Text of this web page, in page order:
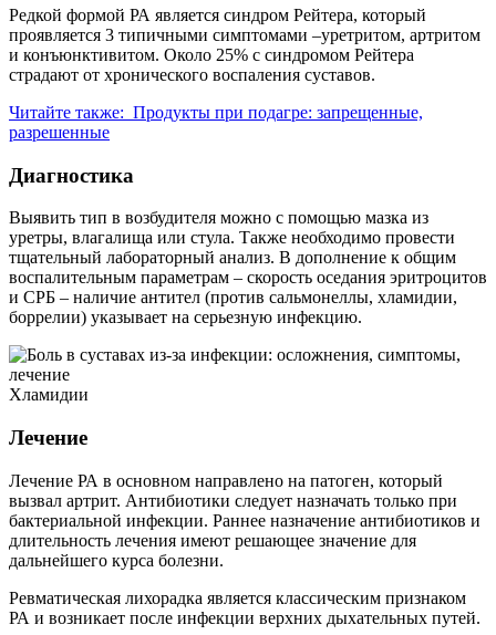
Редкой формой РА является синдром Рейтера, который
проявляется 3 типичными симптомами –уретритом, артритом
и конъюнктивитом. Около 25% с синдромом Рейтера
страдают от хронического воспаления суставов.
Читайте также: Продукты при подагре: запрещенные,
разрешенные
Диагностика
Выявить тип в возбудителя можно с помощью мазка из
уретры, влагалища или стула. Также необходимо провести
тщательный лабораторный анализ. В дополнение к общим
воспалительным параметрам – скорость оседания эритроцитов
и СРБ – наличие антител (против сальмонеллы, хламидии,
боррелии) указывает на серьезную инфекцию.
Хламидии
Лечение
Лечение РА в основном направлено на патоген, который
вызвал артрит. Антибиотики следует назначать только при
бактериальной инфекции. Раннее назначение антибиотиков и
длительность лечения имеют решающее значение для
дальнейшего курса болезни.
Ревматическая лихорадка является классическим признаком
РА и возникает после инфекции верхних дыхательных путей.